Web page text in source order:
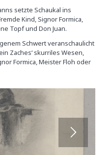
setzte Schaukal ins
Kind, Signor Formica,
Topf und Don Juan.
Schwert veranschaulicht
Zaches‘ skurriles Wesen,
Formica, Meister Floh oder